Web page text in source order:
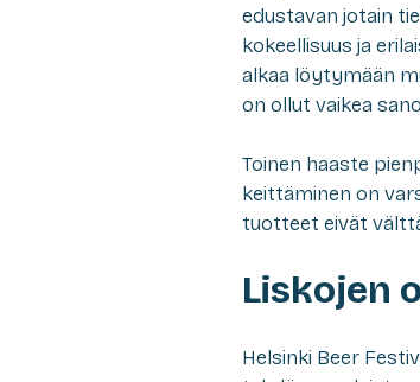
edustavan jotain
kokeellisuus ja
alkaa löytymään
on ollut vaikea
Toinen haaste
keittäminen on
tuotteet eivät
Liskojen
Helsinki Beer